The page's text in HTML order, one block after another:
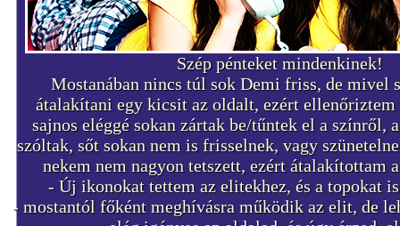
Szép pénteket mindenkinek!
Mostanában nincs túl sok Demi friss, de mivel
átalakítani egy kicsit az oldalt, ezért ellenőriztem
sajnos eléggé sokan zártak be/tűntek el a színről,
szóltak, sőt sokan nem is frisselnek, vagy
nekem nem nagyon tetszett, ezért átalakítottam
- Új ikonokat tettem az elitekhez, és a topokat
- mostantól főként meghívásra működik az elit, de